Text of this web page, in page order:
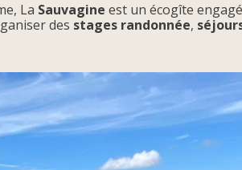
La Sauvagine est un écogîte
des stages randonnée,